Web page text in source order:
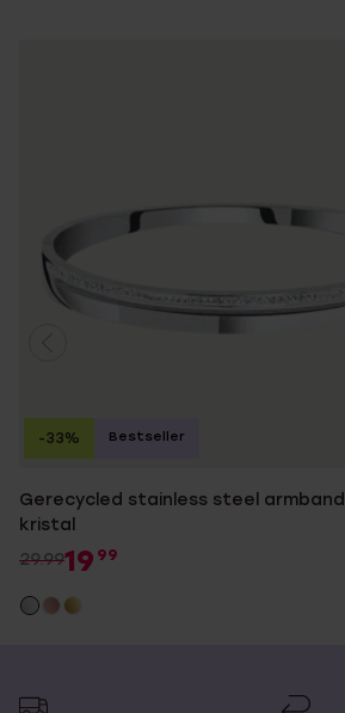
Gerecycled stainless steel
kristal
29.9919 99
-33% Bestseller